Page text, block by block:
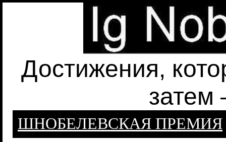
Достижения,
затем
ШНОБЕЛЕВСКАЯ ПРЕМИЯ